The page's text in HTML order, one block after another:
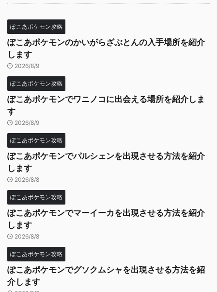
ぽこあポケモン攻略
ぽこあポケモンのかいがらざぶとんの入手場所を紹介
します
2026/8/9
ぽこあポケモン攻略
ぽこあポケモンでワニノコに出会える場所を紹介しま
す
2026/8/9
ぽこあポケモン攻略
ぽこあポケモンでパルシェンを出現させる方法を紹介
します
2026/8/8
ぽこあポケモン攻略
ぽこあポケモンでマーイーカを出現させる方法を紹介
します
2026/8/8
ぽこあポケモン攻略
ぽこあポケモンでグソクムシャを出現させる方法を紹
介します